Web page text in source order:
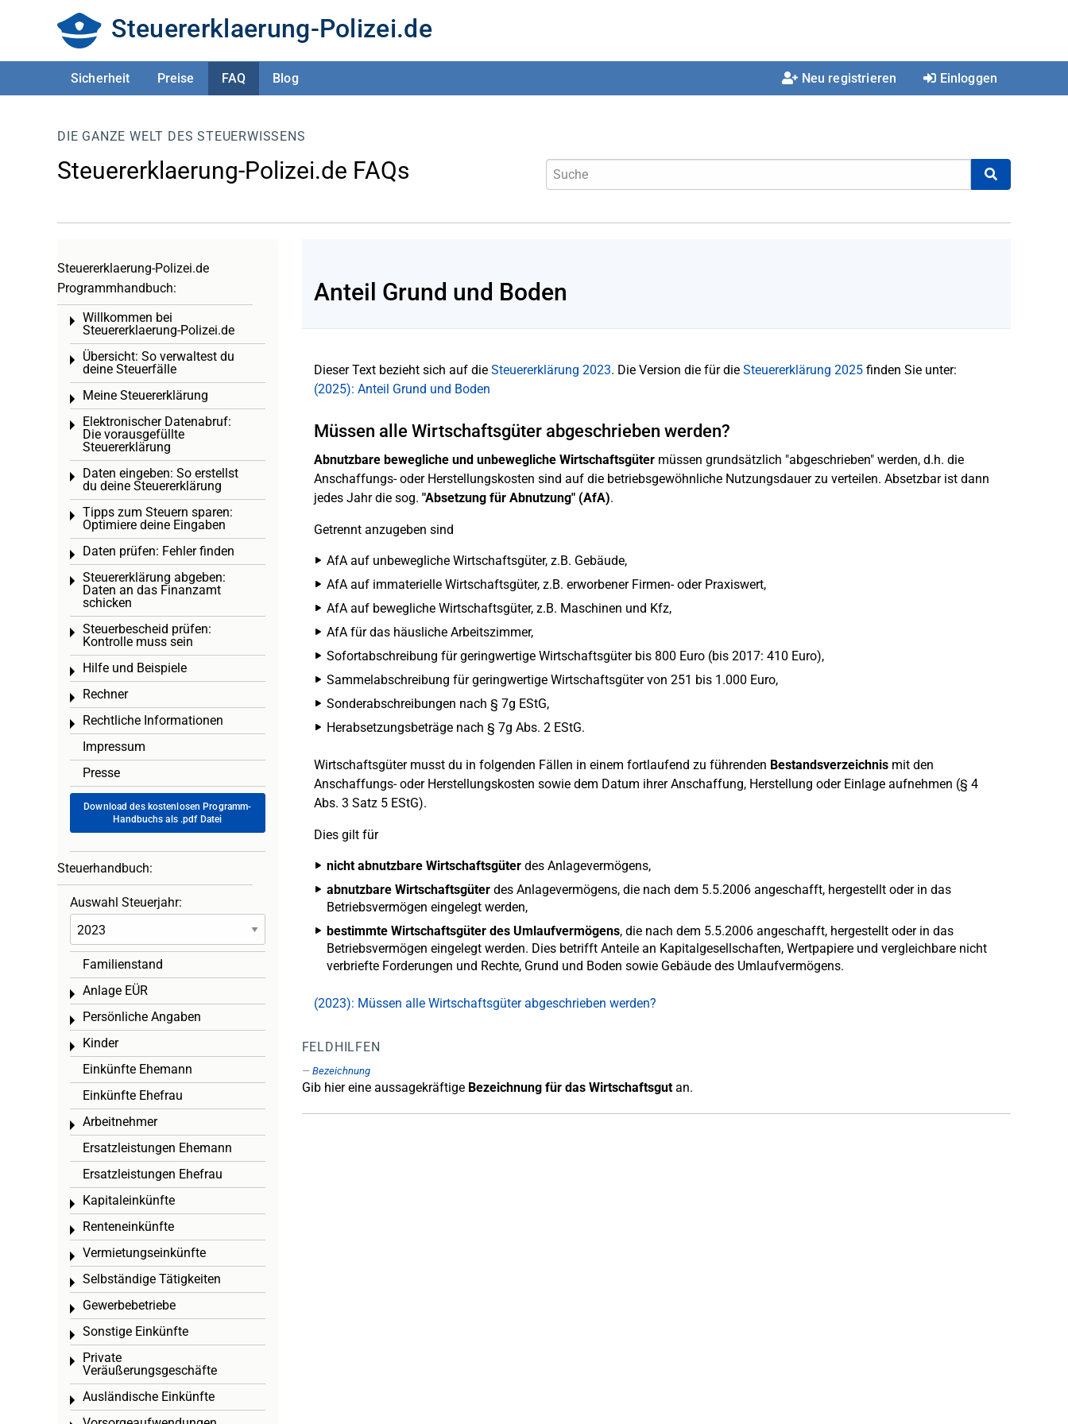
Steuererklaerung-Polizei.de
Sicherheit Preise FAQ Blog Neu registrieren Einloggen
DIE GANZE WELT DES STEUERWISSENS
Steuererklaerung-Polizei.de FAQs
Anteil Grund und Boden
Dieser Text bezieht sich auf die Steuererklärung 2023. Die Version die für die Steuererklärung 2025finden Sie unter:
(2025): Anteil Grund und Boden
Müssen alle Wirtschaftsgüter abgeschrieben werden?
Abnutzbare bewegliche und unbewegliche Wirtschaftsgütermüssen grundsätzlich "abgeschrieben" werden, d.h. die
Anschaffungs- oder Herstellungskosten sind auf die betriebsgewöhnliche Nutzungsdauer zu verteilen. Absetzbar ist dann
jedes Jahr die sog. "Absetzung für Abnutzung" (AfA).
Getrennt anzugeben sind
AfA auf unbewegliche Wirtschaftsgüter, z.B. Gebäude,
AfA auf immaterielle Wirtschaftsgüter, z.B. erworbener Firmen- oder Praxiswert,
AfA auf bewegliche Wirtschaftsgüter, z.B. Maschinen und Kfz,
AfA für das häusliche Arbeitszimmer,
Sofortabschreibung für geringwertige Wirtschaftsgüter bis 800 Euro (bis 2017: 410 Euro),
Sammelabschreibung für geringwertige Wirtschaftsgüter von 251 bis 1.000 Euro,
Sonderabschreibungen nach § 7g EStG,
Herabsetzungsbeträge nach § 7g Abs. 2 EStG.
Wirtschaftsgüter musst du in folgenden Fällen in einem fortlaufend zu führenden Bestandsverzeichnismit den
Anschaffungs- oder Herstellungskosten sowie dem Datum ihrer Anschaffung, Herstellung oder Einlage aufnehmen (§ 4
Abs. 3 Satz 5 EStG).
Dies gilt für
nicht abnutzbare Wirtschaftsgüterdes Anlagevermögens,
abnutzbare Wirtschaftsgüterdes Anlagevermögens, die nach dem 5.5.2006 angeschafft, hergestellt oder in das
Betriebsvermögen eingelegt werden,
bestimmte Wirtschaftsgüter des Umlaufvermögens, die nach dem 5.5.2006 angeschafft, hergestellt oder in das
Betriebsvermögen eingelegt werden. Dies betrifft Anteile an Kapitalgesellschaften, Wertpapiere und vergleichbare nicht
verbriefte Forderungen und Rechte, Grund und Boden sowie Gebäude des Umlaufvermögens.
(2023): Müssen alle Wirtschaftsgüter abgeschrieben werden?
FELDHILFEN
Bezeichnung
Gib hier eine aussagekräftige Bezeichnung für das Wirtschaftsgutan.
Steuererklaerung-Polizei.de
Programmhandbuch:
Willkommen bei
Steuererklaerung-Polizei.de
Toggle menu
Übersicht: So verwaltest du
deine Steuerfälle
Toggle menu
Meine Steuererklärung
Toggle menu
Elektronischer Datenabruf:
Die vorausgefüllte
Steuererklärung
Toggle menu
Daten eingeben: So erstellst
du deine Steuererklärung
Toggle menu
Tipps zum Steuern sparen:
Optimiere deine Eingaben
Toggle menu
Daten prüfen: Fehler finden
Toggle menu
Steuererklärung abgeben:
Daten an das Finanzamt
schicken
Toggle menu
Steuerbescheid prüfen:
Kontrolle muss sein
Toggle menu
Hilfe und Beispiele
Toggle menu
Rechner
Toggle menu
Rechtliche Informationen
Toggle menu
Impressum
Presse
Download des kostenlosen Programm-
Handbuchs als .pdf Datei
Steuerhandbuch:
Auswahl Steuerjahr:
Familienstand
Anlage EÜR
Toggle menu
Persönliche Angaben
Toggle menu
Kinder
Toggle menu
Einkünfte Ehemann
Einkünfte Ehefrau
Arbeitnehmer
Toggle menu
Ersatzleistungen Ehemann
Ersatzleistungen Ehefrau
Kapitaleinkünfte
Toggle menu
Renteneinkünfte
Toggle menu
Vermietungseinkünfte
Toggle menu
Selbständige Tätigkeiten
Toggle menu
Gewerbebetriebe
Toggle menu
Sonstige Einkünfte
Toggle menu
Private
Veräußerungsgeschäfte
Toggle menu
Ausländische Einkünfte
Toggle menu